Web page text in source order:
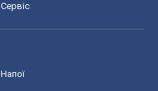
Сервіс
Напої